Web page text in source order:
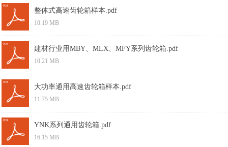
整体式高速齿轮箱样本.pdf
10.19 MB
建材行业用MBY、MLX、MFY系列齿轮箱.pdf
10.21 MB
大功率通用高速齿轮箱样本.pdf
11.75 MB
YNK系列通用齿轮箱.pdf
16.15 MB